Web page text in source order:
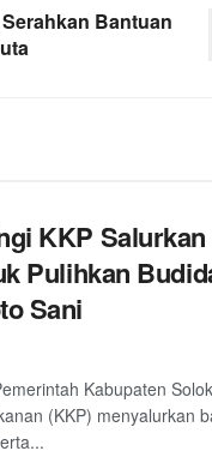
Bantuan
KKP Salurkan
Pulihkan
Sani
Kabupaten
(KKP) menyalurkan